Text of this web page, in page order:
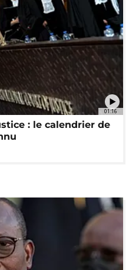
01:16
: le calendrier de